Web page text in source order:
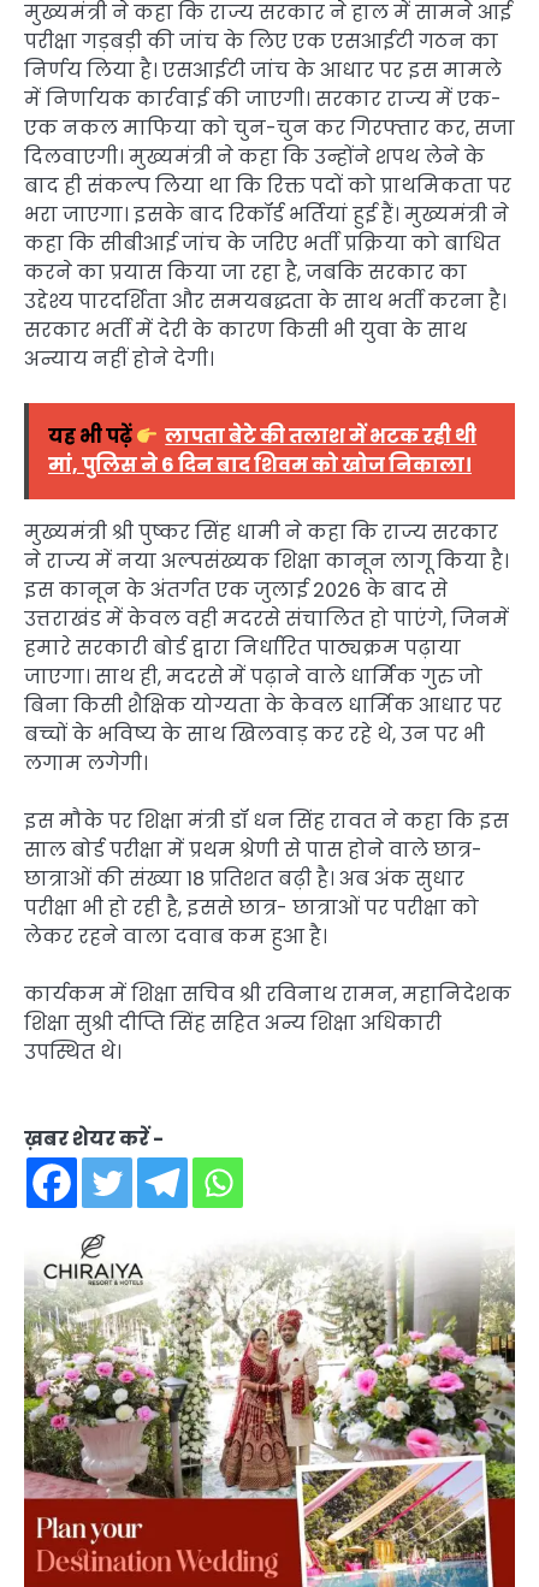
मुख्यमंत्री ने कहा कि राज्य सरकार ने हाल में सामने आई
परीक्षा गड़बड़ी की जांच के लिए एक एसआईटी गठन का
निर्णय लिया है। एसआईटी जांच के आधार पर इस मामले
में निर्णायक कार्रवाई की जाएगी। सरकार राज्य में एक-
एक नकल माफिया को चुन-चुन कर गिरफ्तार कर, सजा
दिलवाएगी। मुख्यमंत्री ने कहा कि उन्होंने शपथ लेने के
बाद ही संकल्प लिया था कि रिक्त पदों को प्राथमिकता पर
भरा जाएगा। इसके बाद रिकॉर्ड भर्तियां हुई हैं। मुख्यमंत्री ने
कहा कि सीबीआई जांच के जरिए भर्ती प्रक्रिया को बाधित
करने का प्रयास किया जा रहा है, जबकि सरकार का
उद्देश्य पारदर्शिता और समयबद्धता के साथ भर्ती करना है।
सरकार भर्ती में देरी के कारण किसी भी युवा के साथ
अन्याय नहीं होने देगी।
यह भी पढ़ें
लापता बेटे की तलाश में भटक रही थी
मां, पुलिस ने 6 दिन बाद शिवम को खोज निकाला।
मुख्यमंत्री श्री पुष्कर सिंह धामी ने कहा कि राज्य सरकार
ने राज्य में नया अल्पसंख्यक शिक्षा कानून लागू किया है।
इस कानून के अंतर्गत एक जुलाई 2026 के बाद से
उत्तराखंड में केवल वही मदरसे संचालित हो पाएंगे, जिनमें
हमारे सरकारी बोर्ड द्वारा निर्धारित पाठ्यक्रम पढ़ाया
जाएगा। साथ ही, मदरसे में पढ़ाने वाले धार्मिक गुरु जो
बिना किसी शैक्षिक योग्यता के केवल धार्मिक आधार पर
बच्चों के भविष्य के साथ खिलवाड़ कर रहे थे, उन पर भी
लगाम लगेगी।
इस मौके पर शिक्षा मंत्री डॉ धन सिंह रावत ने कहा कि इस
साल बोर्ड परीक्षा में प्रथम श्रेणी से पास होने वाले छात्र-
छात्राओं की संख्या 18 प्रतिशत बढ़ी है। अब अंक सुधार
परीक्षा भी हो रही है, इससे छात्र- छात्राओं पर परीक्षा को
लेकर रहने वाला दवाब कम हुआ है।
कार्यकम में शिक्षा सचिव श्री रविनाथ रामन, महानिदेशक
शिक्षा सुश्री दीप्ति सिंह सहित अन्य शिक्षा अधिकारी
उपस्थित थे।
ख़बर शेयर करें -